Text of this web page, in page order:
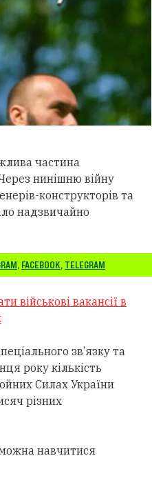
частина
нинішню війну
конструкторів та
надзвичайно
, FACEBOOK, TELEGRAM
військові вакансії в
зв’язку та
року кількість
Силах України
різних
навчитися